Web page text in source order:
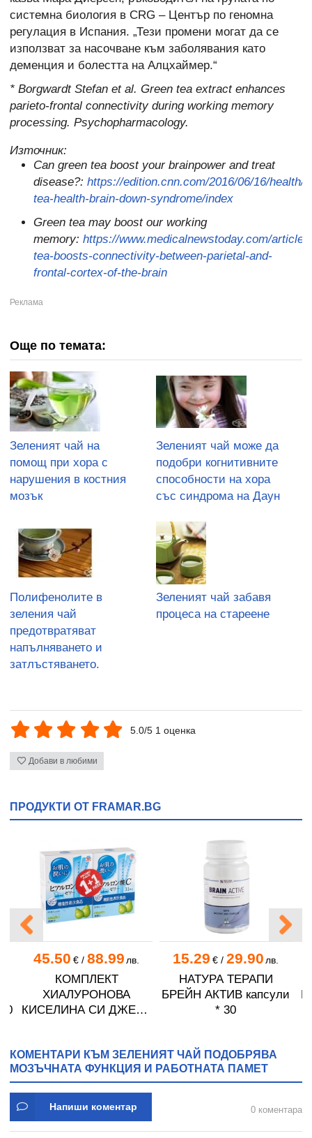
системна биология в CRG – Център по геномна
регулация в Испания. „Тези промени могат да се
използват за насочване към заболявания като
деменция и болестта на Алцхаймер.“
* Borgwardt Stefan et al. Green tea extract enhances
parieto-frontal connectivity during working memory
processing. Psychopharmacology.
Източник:
Can green tea boost your brainpower and treat
disease?: https://edition.cnn.com/2016/06/16/health/
tea-health-brain-down-syndrome/index
Green tea may boost our working
memory: https://www.medicalnewstoday.com/
tea-boosts-connectivity-between-parietal-and-
frontal-cortex-of-the-brain
Още по темата:
Зеленият чай на
помощ при хора с
нарушения в костния
мозък
Зеленият чай може да
подобри когнитивните
способности на хора
със синдрома на Даун
Полифенолите в
зеления чай
предотвратяват
напълняването и
затлъстяването.
Зеленият чай забавя
процеса на стареене
5.0/5 1 оценка
Добави в любими
ПРОДУКТИ ОТ FRAMAR.BG
45.50 €/ 88.99 лв.
КОМПЛЕКТ
ХИАЛУРОНОВА
КИСЕЛИНА СИ ДЖЕЛИ
15.29 €/ 29.90 лв.
НАТУРА ТЕРАПИ
БРЕЙН АКТИВ капсули
* 30
КОМЕНТАРИ КЪМ ЗЕЛЕНИЯТ ЧАЙ ПОДОБРЯВА
МОЗЪЧНАТА ФУНКЦИЯ И РАБОТНАТА ПАМЕТ
Напиши коментар 0 коментара